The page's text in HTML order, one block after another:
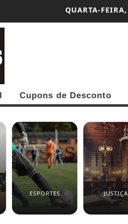
QUARTA-FEIRA,
Cupons de Desconto
ESPORTES JUSTIÇA